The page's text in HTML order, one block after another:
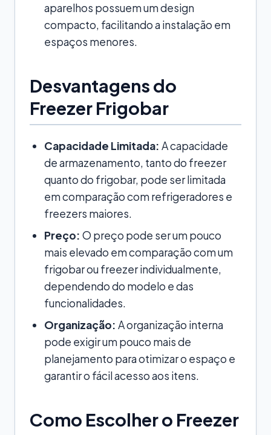
aparelhos possuem um design
compacto, facilitando a instalação em
espaços menores.
Desvantagens do
Freezer Frigobar
Capacidade Limitada: A capacidade
de armazenamento, tanto do freezer
quanto do frigobar, pode ser limitada
em comparação com refrigeradores e
freezers maiores.
Preço: O preço pode ser um pouco
mais elevado em comparação com um
frigobar ou freezer individualmente,
dependendo do modelo e das
funcionalidades.
Organização: A organização interna
pode exigir um pouco mais de
planejamento para otimizar o espaço e
garantir o fácil acesso aos itens.
Como Escolher o Freezer